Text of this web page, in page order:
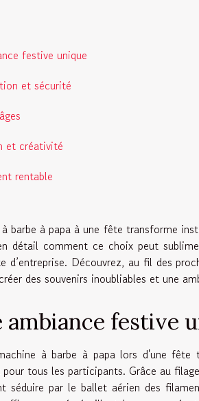
festive unique
et sécurité
et créativité
rentable
barbe à papa à une fête transforme
détail comment ce choix peut
d’entreprise. Découvrez, au fil des
des souvenirs inoubliables et une
ambiance festive
à barbe à papa lors d'une
tous les participants. Grâce au
séduire par le ballet aérien des